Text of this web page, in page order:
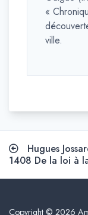
«
ville.
Navigation
de
l’article
Hugues
1408 De la loi à
Copyright © 2026